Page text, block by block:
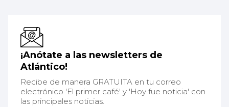
¡Anótate a las newsletters de
Atlántico!
Recibe de manera GRATUITA en tu correo
electrónico 'El primer café' y 'Hoy fue noticia' con
las principales noticias.